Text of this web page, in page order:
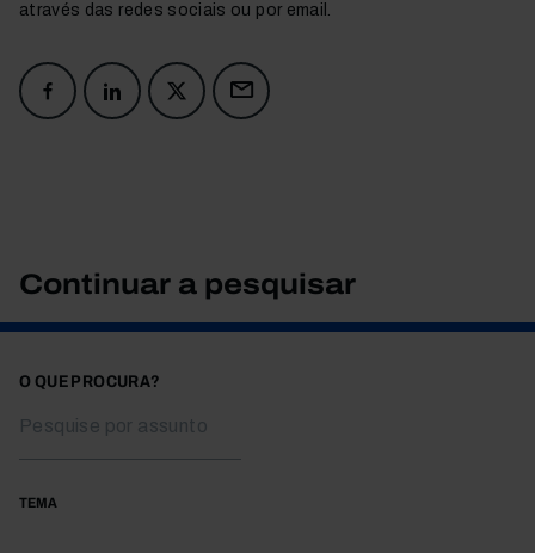
através das redes sociais ou por email.
Continuar a pesquisar
O QUE PROCURA?
TEMA